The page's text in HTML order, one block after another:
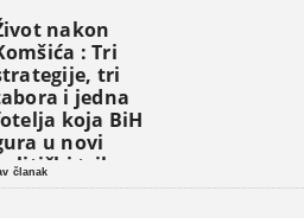
nakon
: Tri
tri
i jedna
koja BiH
u novi
triler
članak